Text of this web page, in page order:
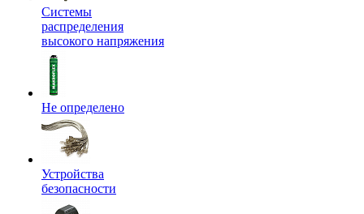
Системы
распределения
высокого напряжения
Не определено
Устройства
безопасности